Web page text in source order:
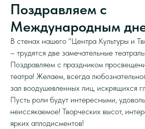
Поздравляем с
Международным
В стенах нашего "Центра Культуры и
– трудятся две замечательные
Поздравляем с праздником
театра! Желаем, всегда
зал воодушевленных лиц, искрящихся
Пусть роли будут интересными,
неиссякаемое! Творческих высот,
ярких аплодисментов!